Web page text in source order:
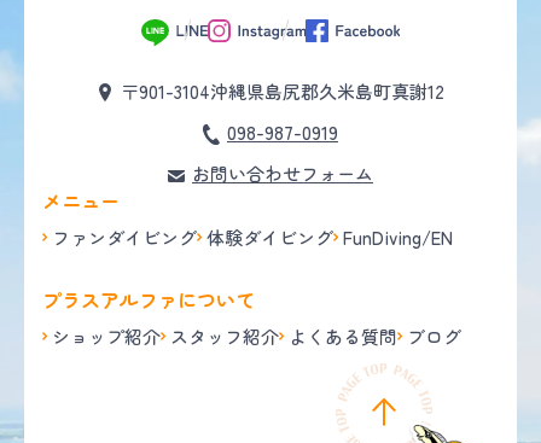
〒901-3104沖縄県島尻郡久米島町真謝12
098-987-0919
お問い合わせフォーム
メニュー
ファンダイビング 体験ダイビング FunDiving/EN
プラスアルファについて
ショップ紹介 スタッフ紹介 よくある質問 ブログ